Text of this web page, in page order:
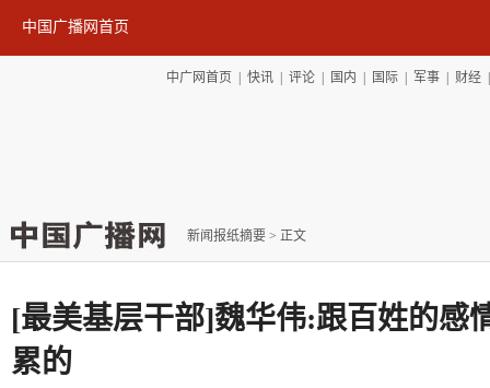
中国广播网首页
中广网首页 快讯| 评论| 国内 国际| 军事| 财经
新闻报纸摘要 > 正文
[最美基层干部]魏华伟:跟百姓的感
累的